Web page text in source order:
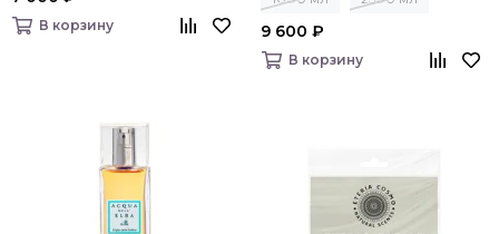
В корзину 9 600 ₽
В корзину